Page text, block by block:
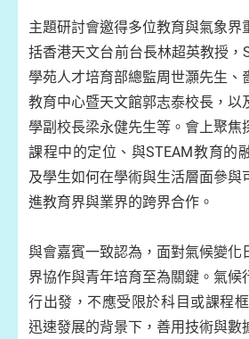
主題研討會邀得多位教育與氣象界
括香港天文台前台長林超英教授，
學苑人才培育部總監周世灝先生、
教育中心暨天文館郭志泰校長，以
學副校長梁永健先生等。會上聚焦
課程中的定位、與STEAM教育的
及學生如何在學術與生活層面參與
進教育界與業界的跨界合作。
與會嘉賓一致認為，面對氣候變化
界協作與青年培育至為關鍵。氣候
行出發，不應受限於科目或課程
迅速發展的背景下，善用技術與數